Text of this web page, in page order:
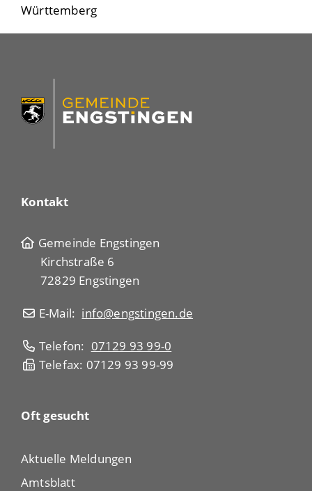
Württemberg
Kontakt
Gemeinde Engstingen
Kirchstraße 6
72829 Engstingen
E-Mail: info@engstingen.de
Telefon: 07129 93 99-0
Telefax: 07129 93 99-99
Oft gesucht
Aktuelle Meldungen
Amtsblatt